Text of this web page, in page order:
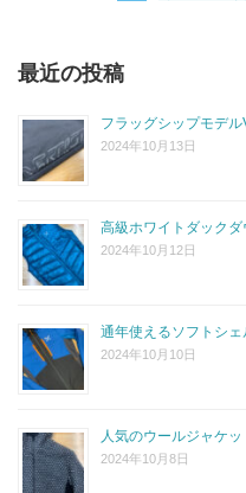
最近の投稿
フラッグシップモデ
2024年10月13日
高級ホワイトダック
2024年10月12日
通年使えるソフトシ
2024年10月10日
人気のウールジャケ
2024年10月8日